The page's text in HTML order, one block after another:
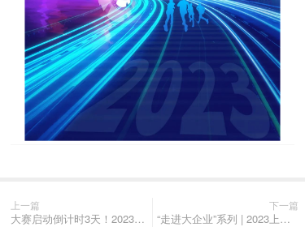
上一篇
大赛启动倒计时3天！2023上海国际创客大赛启动仪式&首秀专场抢先看
下一篇
“走进大企业”系列 | 2023上海国际创客大赛“走进SAP”活动顺利举办